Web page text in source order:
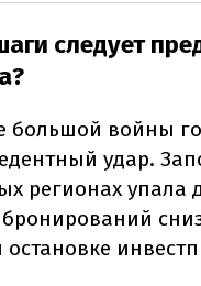
следует
большой войны
удар.
регионах упала
остановке